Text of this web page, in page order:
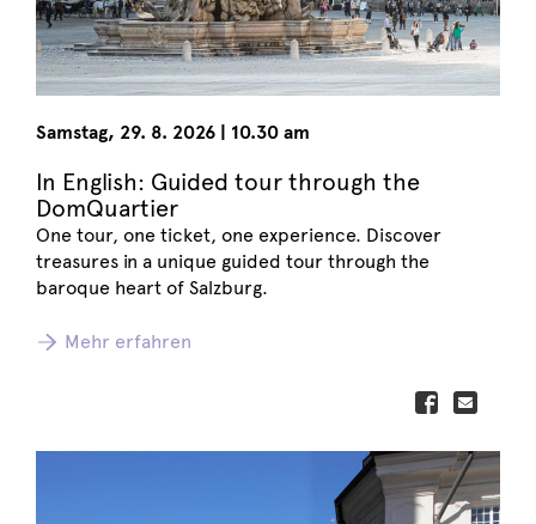
Samstag, 29. 8. 2026 | 10.30 am
In English: Guided tour through the
DomQuartier
One tour, one ticket, one experience. Discover
treasures in a unique guided tour through the
baroque heart of Salzburg.
Mehr erfahren